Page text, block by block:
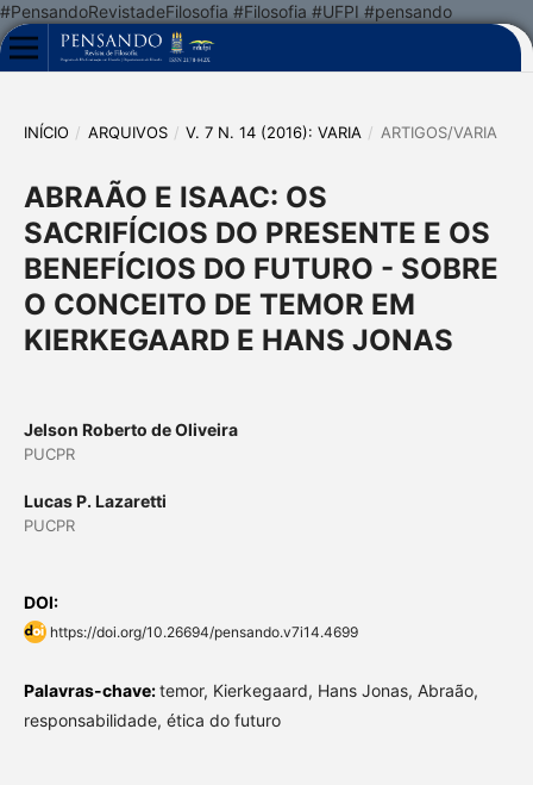
#PensandoRevistadeFilosofia #Filosofia #UFPI #pensando
INÍCIO / ARQUIVOS / V. 7 N. 14 (2016): VARIA / ARTIGOS/VARIA
ABRAÃO E ISAAC: OS
SACRIFÍCIOS DO PRESENTE E OS
BENEFÍCIOS DO FUTURO - SOBRE
O CONCEITO DE TEMOR EM
KIERKEGAARD E HANS JONAS
Jelson Roberto de Oliveira
PUCPR
Lucas P. Lazaretti
PUCPR
DOI:
https://doi.org/10.26694/pensando.v7i14.4699
Palavras-chave:temor, Kierkegaard, Hans Jonas, Abraão,
responsabilidade, ética do futuro